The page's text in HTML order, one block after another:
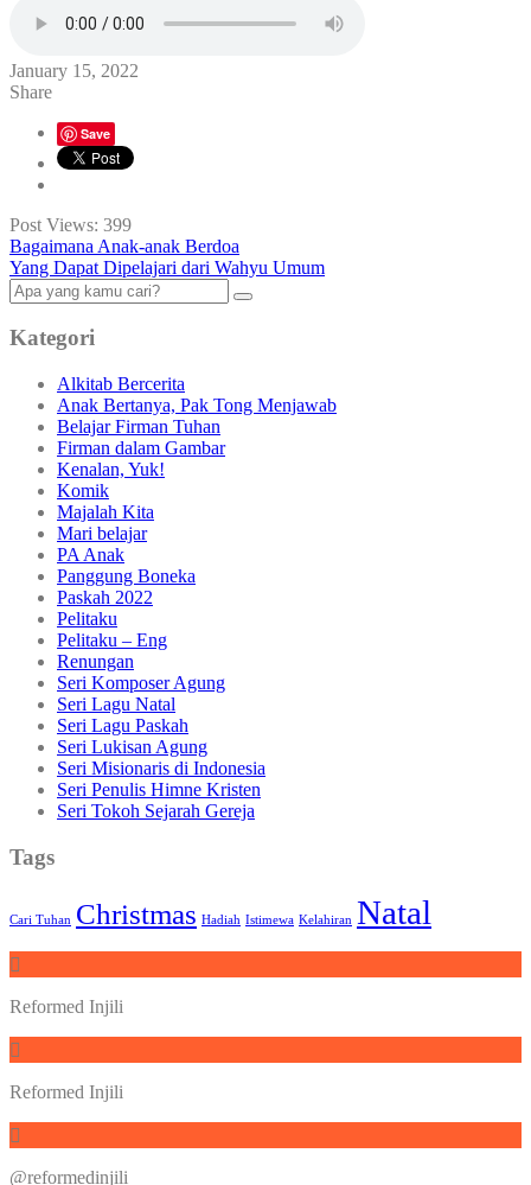
January 15, 2022
Share
Save
Post Views: 399
Bagaimana Anak-anak Berdoa
Yang Dapat Dipelajari dari Wahyu Umum
Kategori
Alkitab Bercerita
Anak Bertanya, Pak Tong Menjawab
Belajar Firman Tuhan
Firman dalam Gambar
Kenalan, Yuk!
Komik
Majalah Kita
Mari belajar
PA Anak
Panggung Boneka
Paskah 2022
Pelitaku
Pelitaku – Eng
Renungan
Seri Komposer Agung
Seri Lagu Natal
Seri Lagu Paskah
Seri Lukisan Agung
Seri Misionaris di Indonesia
Seri Penulis Himne Kristen
Seri Tokoh Sejarah Gereja
Tags
Cari Tuhan Christmas Hadiah Istimewa Kelahiran Natal
Reformed Injili
Reformed Injili
@reformedinjili